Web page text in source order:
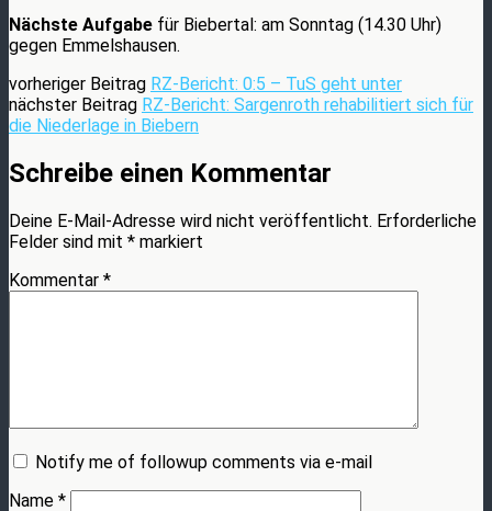
Nächste Aufgabe für Biebertal: am Sonntag (14.30 Uhr)
gegen Emmelshausen.
vorheriger Beitrag RZ-Bericht: 0:5 – TuS geht unter
nächster Beitrag RZ-Bericht: Sargenroth rehabilitiert sich für
die Niederlage in Biebern
Schreibe einen Kommentar
Deine E-Mail-Adresse wird nicht veröffentlicht. Erforderliche
Felder sind mit * markiert
Kommentar *
Notify me of followup comments via e-mail
Name *